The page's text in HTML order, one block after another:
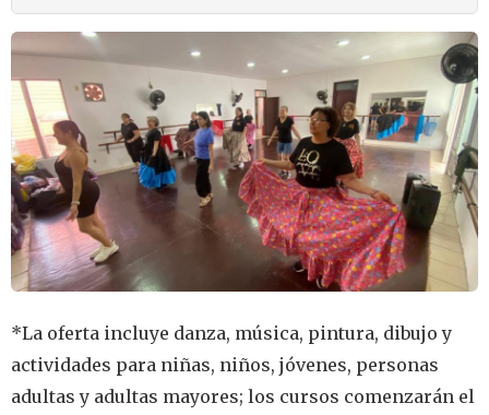
*La oferta incluye danza, música, pintura, dibujo y
actividades para niñas, niños, jóvenes, personas
adultas y adultas mayores; los cursos comenzarán el